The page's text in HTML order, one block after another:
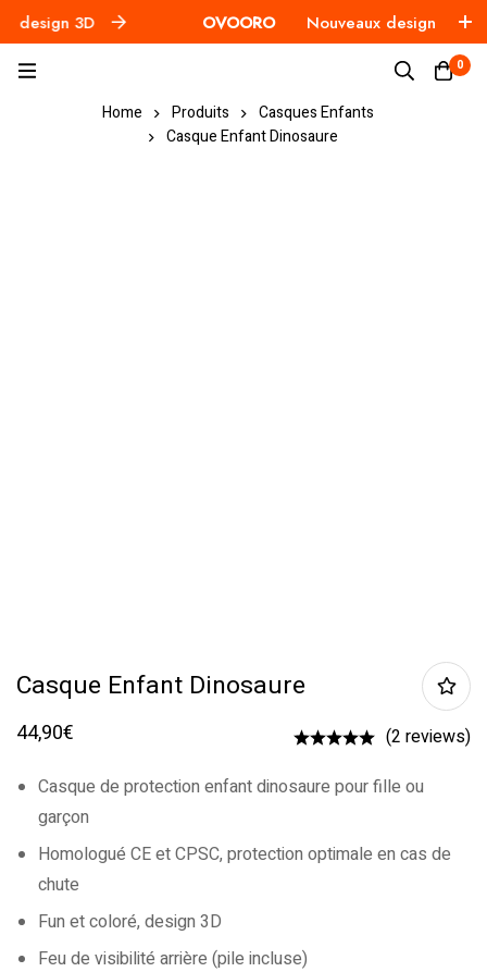
3D OVOORO Nouveaux design 3D
0
Home Produits
Casques Enfants
Casque Enfant Dinosaure
Casque Enfant Dinosaure
44,90€
(2 reviews)
Casque de protection enfant dinosaure pour fille ou
garçon
Homologué CE et CPSC, protection optimale en cas de
chute
Fun et coloré, design 3D
Feu de visibilité arrière (pile incluse)